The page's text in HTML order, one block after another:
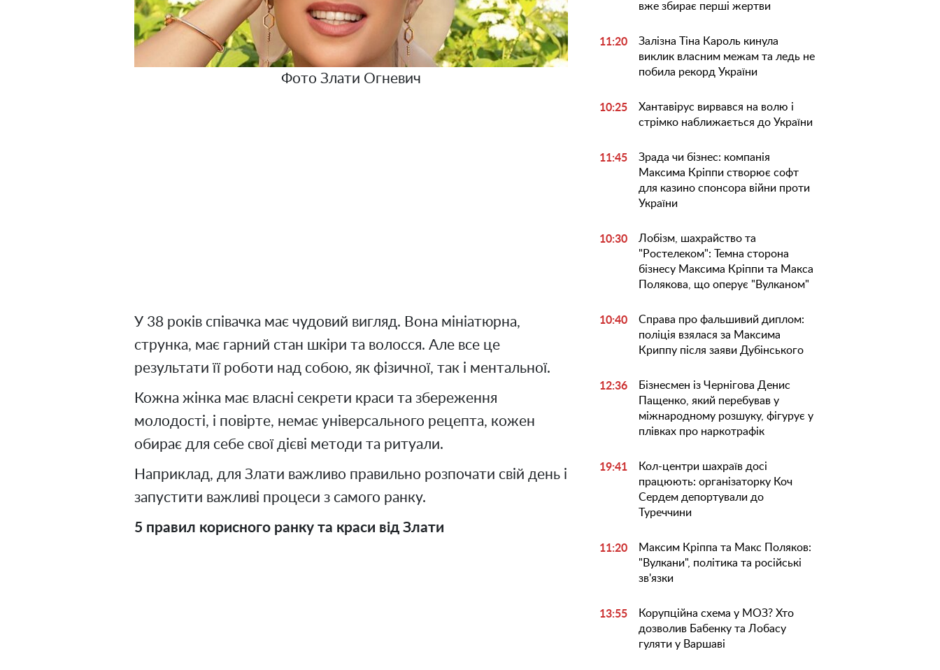
Фото Злати Огневич
У 38 років співачка має чудовий вигляд. Вона мініатюрна,
струнка, має гарний стан шкіри та волосся. Але все це
результати її роботи над собою, як фізичної, так і ментальної.
Кожна жінка має власні секрети краси та збереження
молодості, і повірте, немає універсального рецепта, кожен
обирає для себе свої дієві методи та ритуали.
Наприклад, для Злати важливо правильно розпочати свій день і
запустити важливі процеси з самого ранку.
5 правил корисного ранку та краси від Злати
вже збирає перші жертви
11:20
Залізна Тіна Кароль кинула
виклик власним межам та ледь не
побила рекорд України
10:25
Хантавірус вирвався на волю і
стрімко наближається до України
11:45
Зрада чи бізнес: компанія
Максима Кріппи створює софт
для казино спонсора війни проти
України
10:30
Лобізм, шахрайство та
"Ростелеком": Темна сторона
бізнесу Максима Кріппи та Макса
Полякова, що оперує "Вулканом"
10:40
Справа про фальшивий диплом:
поліція взялася за Максима
Криппу після заяви Дубінського
12:36
Бізнесмен із Чернігова Денис
Пащенко, який перебував у
міжнародному розшуку, фігурує у
плівках про наркотрафік
19:41
Кол-центри шахраїв досі
працюють: організаторку Коч
Сердем депортували до
Туреччини
11:20
Максим Кріппа та Макс Поляков:
"Вулкани", політика та російські
зв'язки
13:55
Корупційна схема у МОЗ? Хто
дозволив Бабенку та Лобасу
гуляти у Варшаві